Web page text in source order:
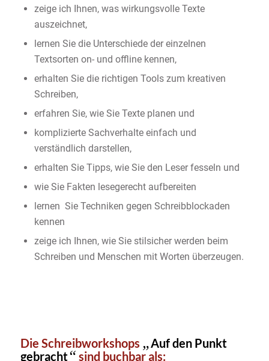
zeige ich Ihnen, was wirkungsvolle Texte
auszeichnet,
lernen Sie die Unterschiede der einzelnen
Textsorten on- und offline kennen,
erhalten Sie die richtigen Tools zum kreativen
Schreiben,
erfahren Sie, wie Sie Texte planen und
komplizierte Sachverhalte einfach und
verständlich darstellen,
erhalten Sie Tipps, wie Sie den Leser fesseln und
wie Sie Fakten lesegerecht aufbereiten
lernen Sie Techniken gegen Schreibblockaden
kennen
zeige ich Ihnen, wie Sie stilsicher werden beim
Schreiben und Menschen mit Worten überzeugen.
Die Schreibworkshops „Auf den Punkt
gebracht“ sind buchbar als: